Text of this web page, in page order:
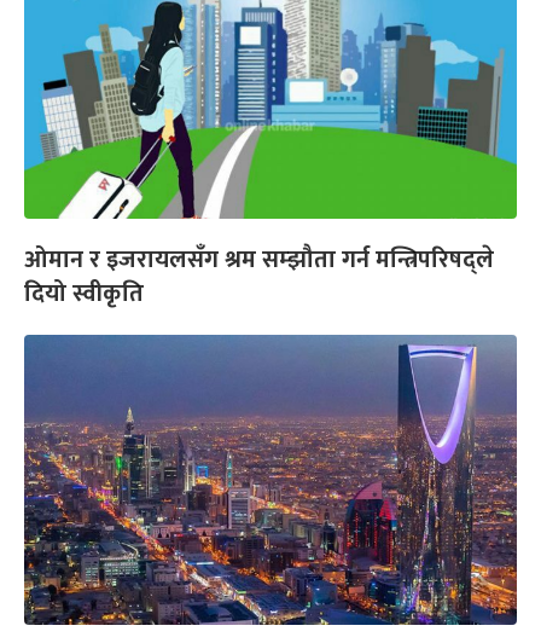
ओमान र इजरायलसँग श्रम सम्झौता गर्न मन्त्रिपरिषद्ले
दियो स्वीकृति